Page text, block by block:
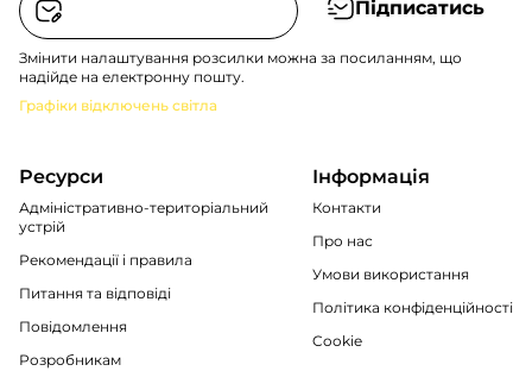
Підписатись
Змінити налаштування розсилки можна за посиланням, що
надійде на електронну пошту.
Графіки відключень світла
Ресурси
Адміністративно-територіальний
устрій
Рекомендації i правила
Питання та відповіді
Повідомлення
Розробникам
Інформація
Контакти
Про нас
Умови використання
Політика конфіденційності
Cookie